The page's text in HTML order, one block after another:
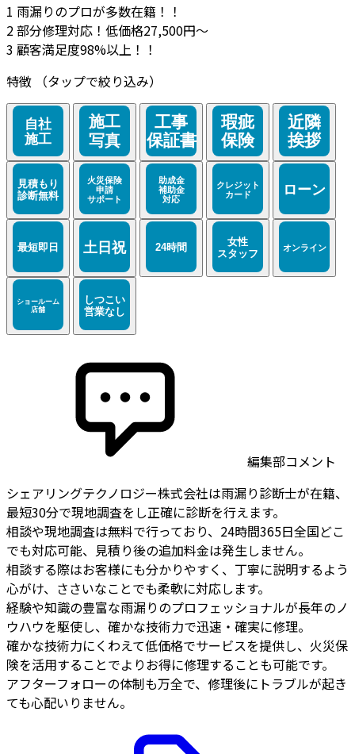
1 雨漏りのプロが多数在籍！！
2部分修理対応！低価格27,500円～
3 顧客満足度98%以上！！
特徴
（タップで絞り込み）
編集部コメント
シェアリングテクノロジー株式会社は雨漏り診断士が在籍、
最短30分で現地調査をし正確に診断を行えます。
相談や現地調査は無料で行っており、24時間365日全国どこ
でも対応可能、見積り後の追加料金は発生しません。
相談する際はお客様にも分かりやすく、丁寧に説明するよう
心がけ、ささいなことでも柔軟に対応します。
経験や知識の豊富な雨漏りのプロフェッショナルが長年のノ
ウハウを駆使し、確かな技術力で迅速・確実に修理。
確かな技術力にくわえて低価格でサービスを提供し、火災保
険を活用することでよりお得に修理することも可能です。
アフターフォローの体制も万全で、修理後にトラブルが起き
ても心配いりません。